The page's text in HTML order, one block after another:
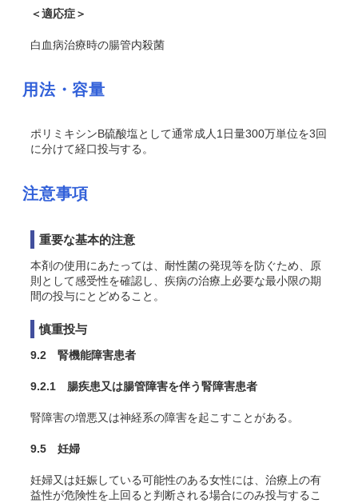
＜適応症＞
白血病治療時の腸管内殺菌
用法・容量
ポリミキシンB硫酸塩として通常成人1日量300万単位を3回
に分けて経口投与する。
注意事項
重要な基本的注意
本剤の使用にあたっては、耐性菌の発現等を防ぐため、原
則として感受性を確認し、疾病の治療上必要な最小限の期
間の投与にとどめること。
慎重投与
9.2 腎機能障害患者
9.2.1 腸疾患又は腸管障害を伴う腎障害患者
腎障害の増悪又は神経系の障害を起こすことがある。
9.5 妊婦
妊婦又は妊娠している可能性のある女性には、治療上の有
益性が危険性を上回ると判断される場合にのみ投与するこ